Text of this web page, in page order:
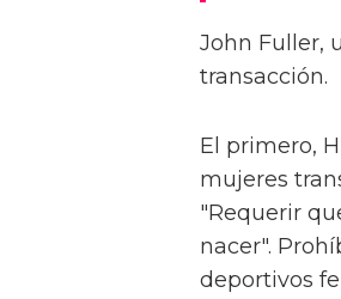
John Fuller,
transacción.
El primero,
mujeres
"Requerir
nacer".
deportivos